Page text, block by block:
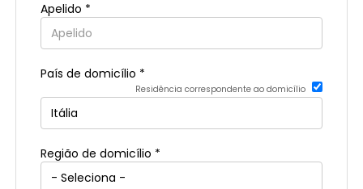
ES
PT
Apelido *
País de domicílio *
Residência correspondente ao domicílio
Região de domicílio *